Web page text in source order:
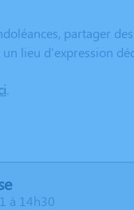
partager
lieu d'expression
.
à 14h30